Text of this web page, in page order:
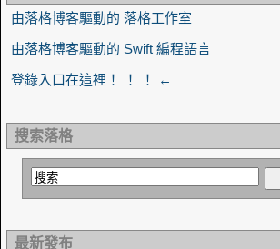
由落格博客驅動的 落格工作室
由落格博客驅動的 Swift 編程語言
登錄入口在這裡！ ！ ！ ←
搜索落格
最新發布